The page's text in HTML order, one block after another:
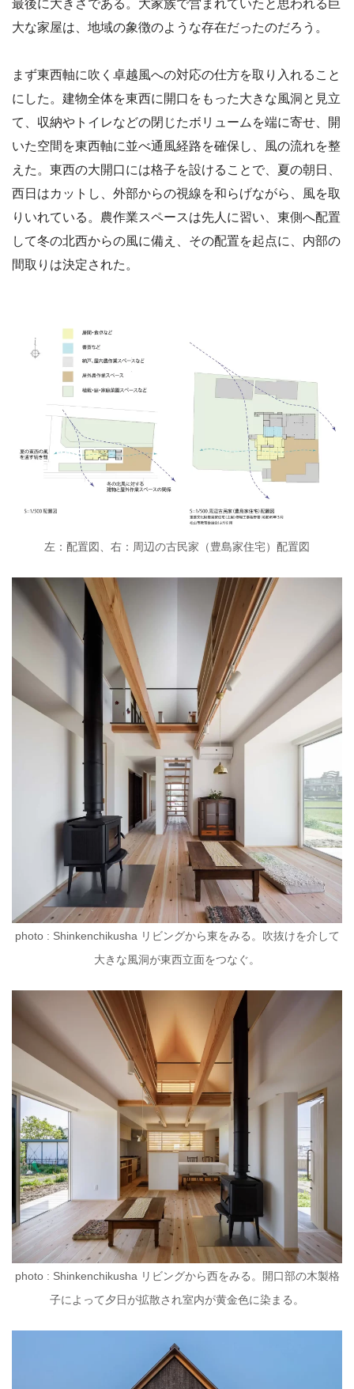
最後に大きさである。大家族で営まれていたと思われる巨
大な家屋は、地域の象徴のような存在だったのだろう。
まず東西軸に吹く卓越風への対応の仕方を取り入れること
にした。建物全体を東西に開口をもった大きな風洞と見立
て、収納やトイレなどの閉じたボリュームを端に寄せ、開
いた空間を東西軸に並べ通風経路を確保し、風の流れを整
えた。東西の大開口には格子を設けることで、夏の朝日、
西日はカットし、外部からの視線を和らげながら、風を取
りいれている。農作業スペースは先人に習い、東側へ配置
して冬の北西からの風に備え、その配置を起点に、内部の
間取りは決定された。
左：配置図、右：周辺の古民家（豊島家住宅）配置図
photo : Shinkenchikusha リビングから東をみる。吹抜けを介して
大きな風洞が東西立面をつなぐ。
photo : Shinkenchikusha リビングから西をみる。開口部の木製格
子によって夕日が拡散され室内が黄金色に染まる。